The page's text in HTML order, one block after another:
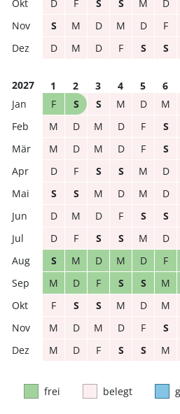
D
F S S M D
S
M D M D F
D
M D F S S
2027 1 2 3 4 5 6
F
S S M D M
M
D M D F S
M
D M D F S
D
F S S M D
S
S M D M D
D
M D F S S
D
F S S M D
S
M D M D F
M
D F S S M
F
S S M D M
M
D M D F S
M
D F S S M
frei belegt